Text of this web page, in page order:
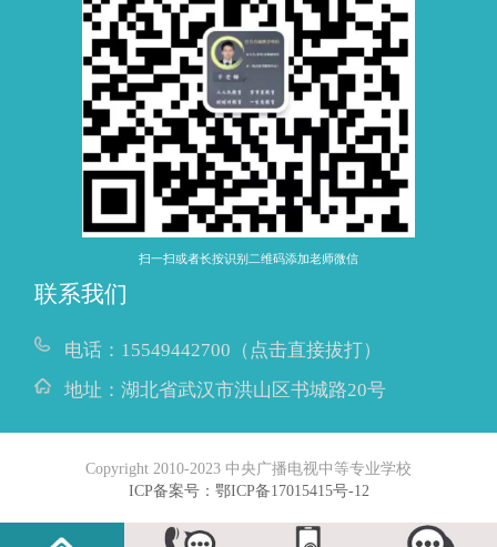
扫一扫或者长按识别二维码添加老师微信
联系我们
电话： 15549442700（点击直接拔打）
地址： 湖北省武汉市洪山区书城路20号
Copyright 2010-2023 中央广播电视中等专业学校
ICP备案号：鄂ICP备17015415号-12